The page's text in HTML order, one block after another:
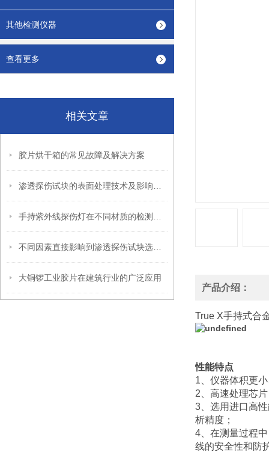
其他检测仪器
查看更多
相关文章
胶片烘干箱的常见故障及解决方案
大铜锣工业胶片在建筑行业的广泛应用
产品介绍：
True X手持式合
性能特点
1、仪器体积更
2、高速处理芯
3、选用进口高
析精度；
4、在测量过程
线的安全性和防